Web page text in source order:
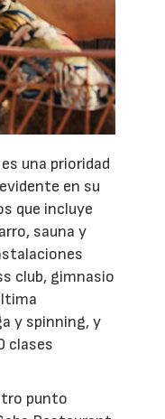
una prioridad
en su
que incluye
sauna y
club, gimnasio
y spinning, y
clases
punto